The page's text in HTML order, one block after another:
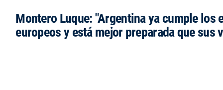
Montero Luque: "Argentina ya cumple los
europeos y está mejor preparada que sus